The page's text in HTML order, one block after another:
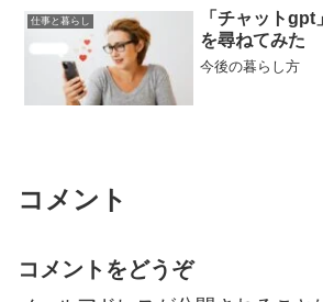
です。地位や名
て、「保身」を使
仕事と暮らし
「チャット
を尋ねてみた
今後の暮らし方
コメント
コメントをどうぞ